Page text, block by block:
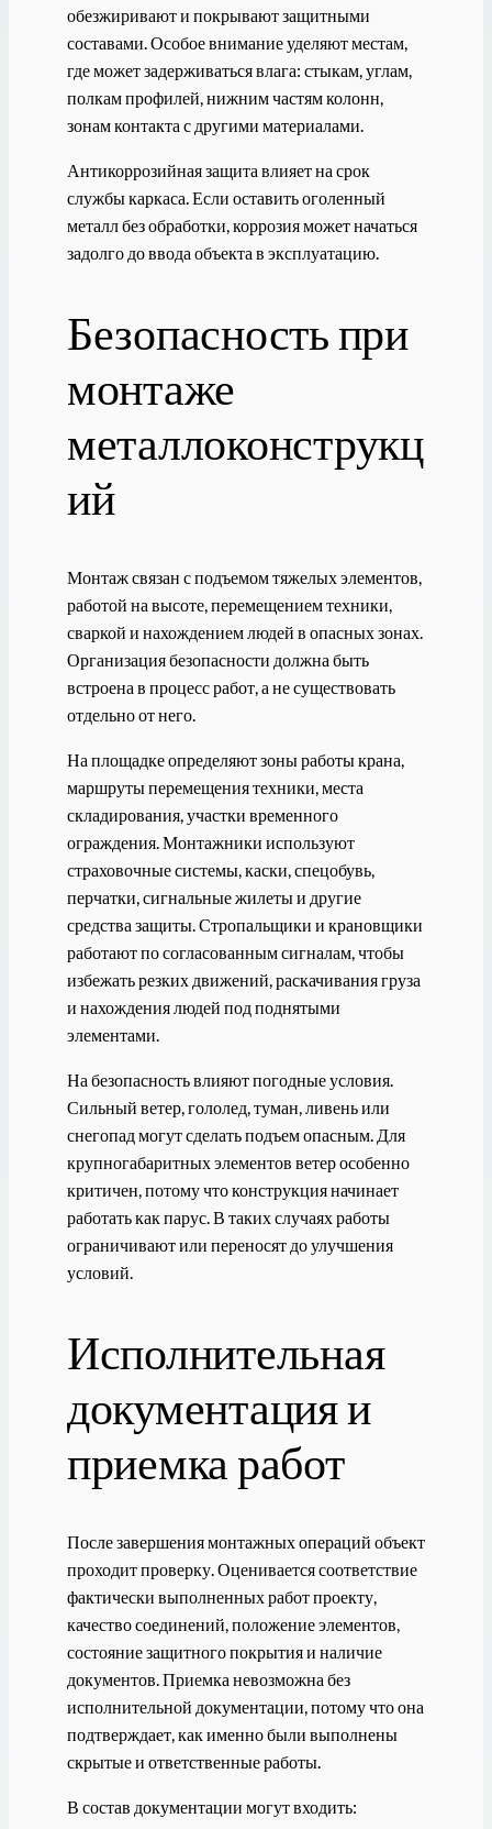
обезжиривают и покрывают защитными
составами. Особое внимание уделяют местам,
где может задерживаться влага: стыкам, углам,
полкам профилей, нижним частям колонн,
зонам контакта с другими материалами.
Антикоррозийная защита влияет на срок
службы каркаса. Если оставить оголенный
металл без обработки, коррозия может начаться
задолго до ввода объекта в эксплуатацию.
Безопасность при
монтаже
металлоконструкц
ий
Монтаж связан с подъемом тяжелых элементов,
работой на высоте, перемещением техники,
сваркой и нахождением людей в опасных зонах.
Организация безопасности должна быть
встроена в процесс работ, а не существовать
отдельно от него.
На площадке определяют зоны работы крана,
маршруты перемещения техники, места
складирования, участки временного
ограждения. Монтажники используют
страховочные системы, каски, спецобувь,
перчатки, сигнальные жилеты и другие
средства защиты. Стропальщики и крановщики
работают по согласованным сигналам, чтобы
избежать резких движений, раскачивания груза
и нахождения людей под поднятыми
элементами.
На безопасность влияют погодные условия.
Сильный ветер, гололед, туман, ливень или
снегопад могут сделать подъем опасным. Для
крупногабаритных элементов ветер особенно
критичен, потому что конструкция начинает
работать как парус. В таких случаях работы
ограничивают или переносят до улучшения
условий.
Исполнительная
документация и
приемка работ
После завершения монтажных операций объект
проходит проверку. Оценивается соответствие
фактически выполненных работ проекту,
качество соединений, положение элементов,
состояние защитного покрытия и наличие
документов. Приемка невозможна без
исполнительной документации, потому что она
подтверждает, как именно были выполнены
скрытые и ответственные работы.
В состав документации могут входить: